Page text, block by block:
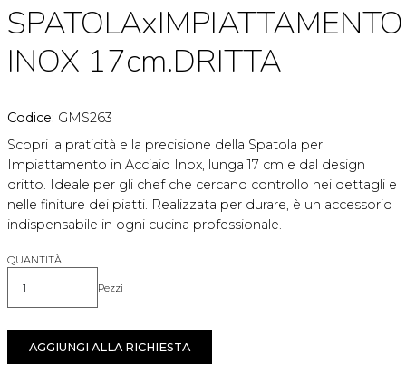
SPATOLAxIMPIATTAMENTO
INOX 17cm.DRITTA
Codice: GMS263
Scopri la praticità e la precisione della Spatola per
Impiattamento in Acciaio Inox, lunga 17 cm e dal design
dritto. Ideale per gli chef che cercano controllo nei dettagli e
nelle finiture dei piatti. Realizzata per durare, è un accessorio
indispensabile in ogni cucina professionale.
QUANTITÀ
Quantità Pezzi
AGGIUNGI ALLA RICHIESTA